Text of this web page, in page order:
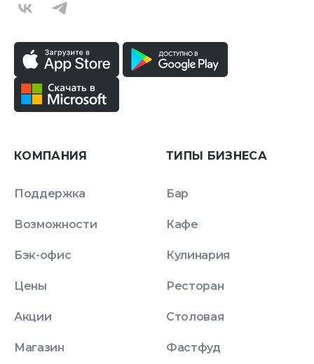
КОМПАНИЯ
Поддержка
Возможности
Бэк-офис
Цены
Акции
Магазин
ТИПЫ БИЗНЕСА
Бар
Кафе
Кулинария
Ресторан
Столовая
Фастфуд